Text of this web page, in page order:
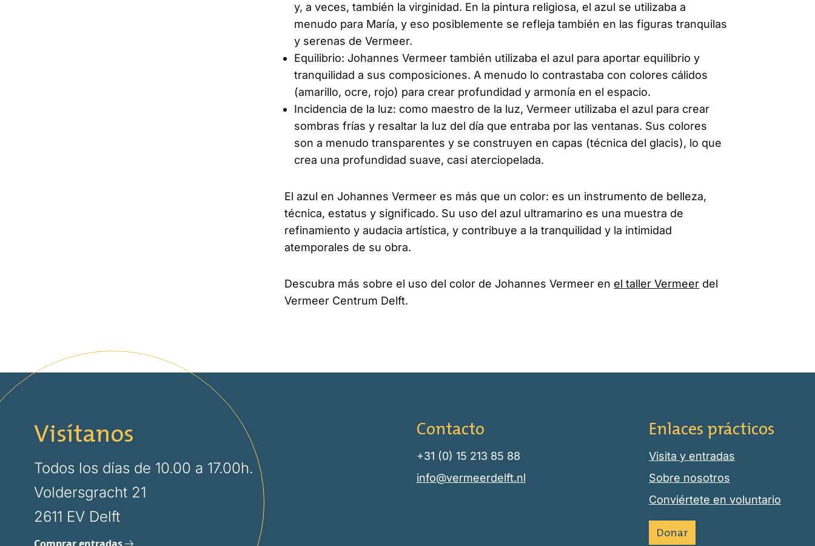
y, a veces, también la virginidad. En la pintura religiosa, el azul se utilizaba a
menudo para María, y eso posiblemente se refleja también en las figuras tranquilas
y serenas de Vermeer.
Equilibrio: Johannes Vermeer también utilizaba el azul para aportar equilibrio y
tranquilidad a sus composiciones. A menudo lo contrastaba con colores cálidos
(amarillo, ocre, rojo) para crear profundidad y armonía en el espacio.
Incidencia de la luz: como maestro de la luz, Vermeer utilizaba el azul para crear
sombras frías y resaltar la luz del día que entraba por las ventanas. Sus colores
son a menudo transparentes y se construyen en capas (técnica del glacis), lo que
crea una profundidad suave, casi aterciopelada.
El azul en Johannes Vermeer es más que un color: es un instrumento de belleza,
técnica, estatus y significado. Su uso del azul ultramarino es una muestra de
refinamiento y audacia artística, y contribuye a la tranquilidad y la intimidad
atemporales de su obra.
Descubra más sobre el uso del color de Johannes Vermeer en el taller Vermeer del
Vermeer Centrum Delft.
Visítanos
Todos los días de 10.00 a 17.00h.
Voldersgracht 21
2611 EV Delft
Contacto
+31 (0) 15 213 85 88
info@vermeerdelft.nl
Enlaces prácticos
Visita y entradas
Sobre nosotros
Conviértete en voluntario
Donar